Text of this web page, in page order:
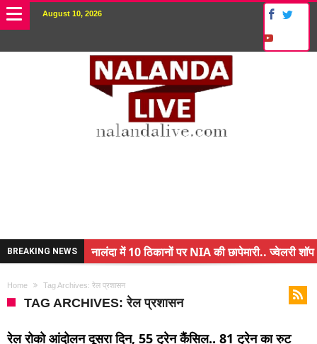
August 10, 2026
BREAKING NEWS
नालंदा में 10 ठिकानों पर NIA की छापेमारी.. ज्वेलरी शॉप
अंचल पदाधिकारी (CO) बर्खास्त.. फर्जीवाड़ा कर पाई थी
Home Tag Archives: रेल प्रशासन
TAG ARCHIVES: रेल प्रशासन
रेल रोको आंदोलन दूसरा दिन, 55 ट्रेन कैंसिल.. 81 ट्रेन का रुट